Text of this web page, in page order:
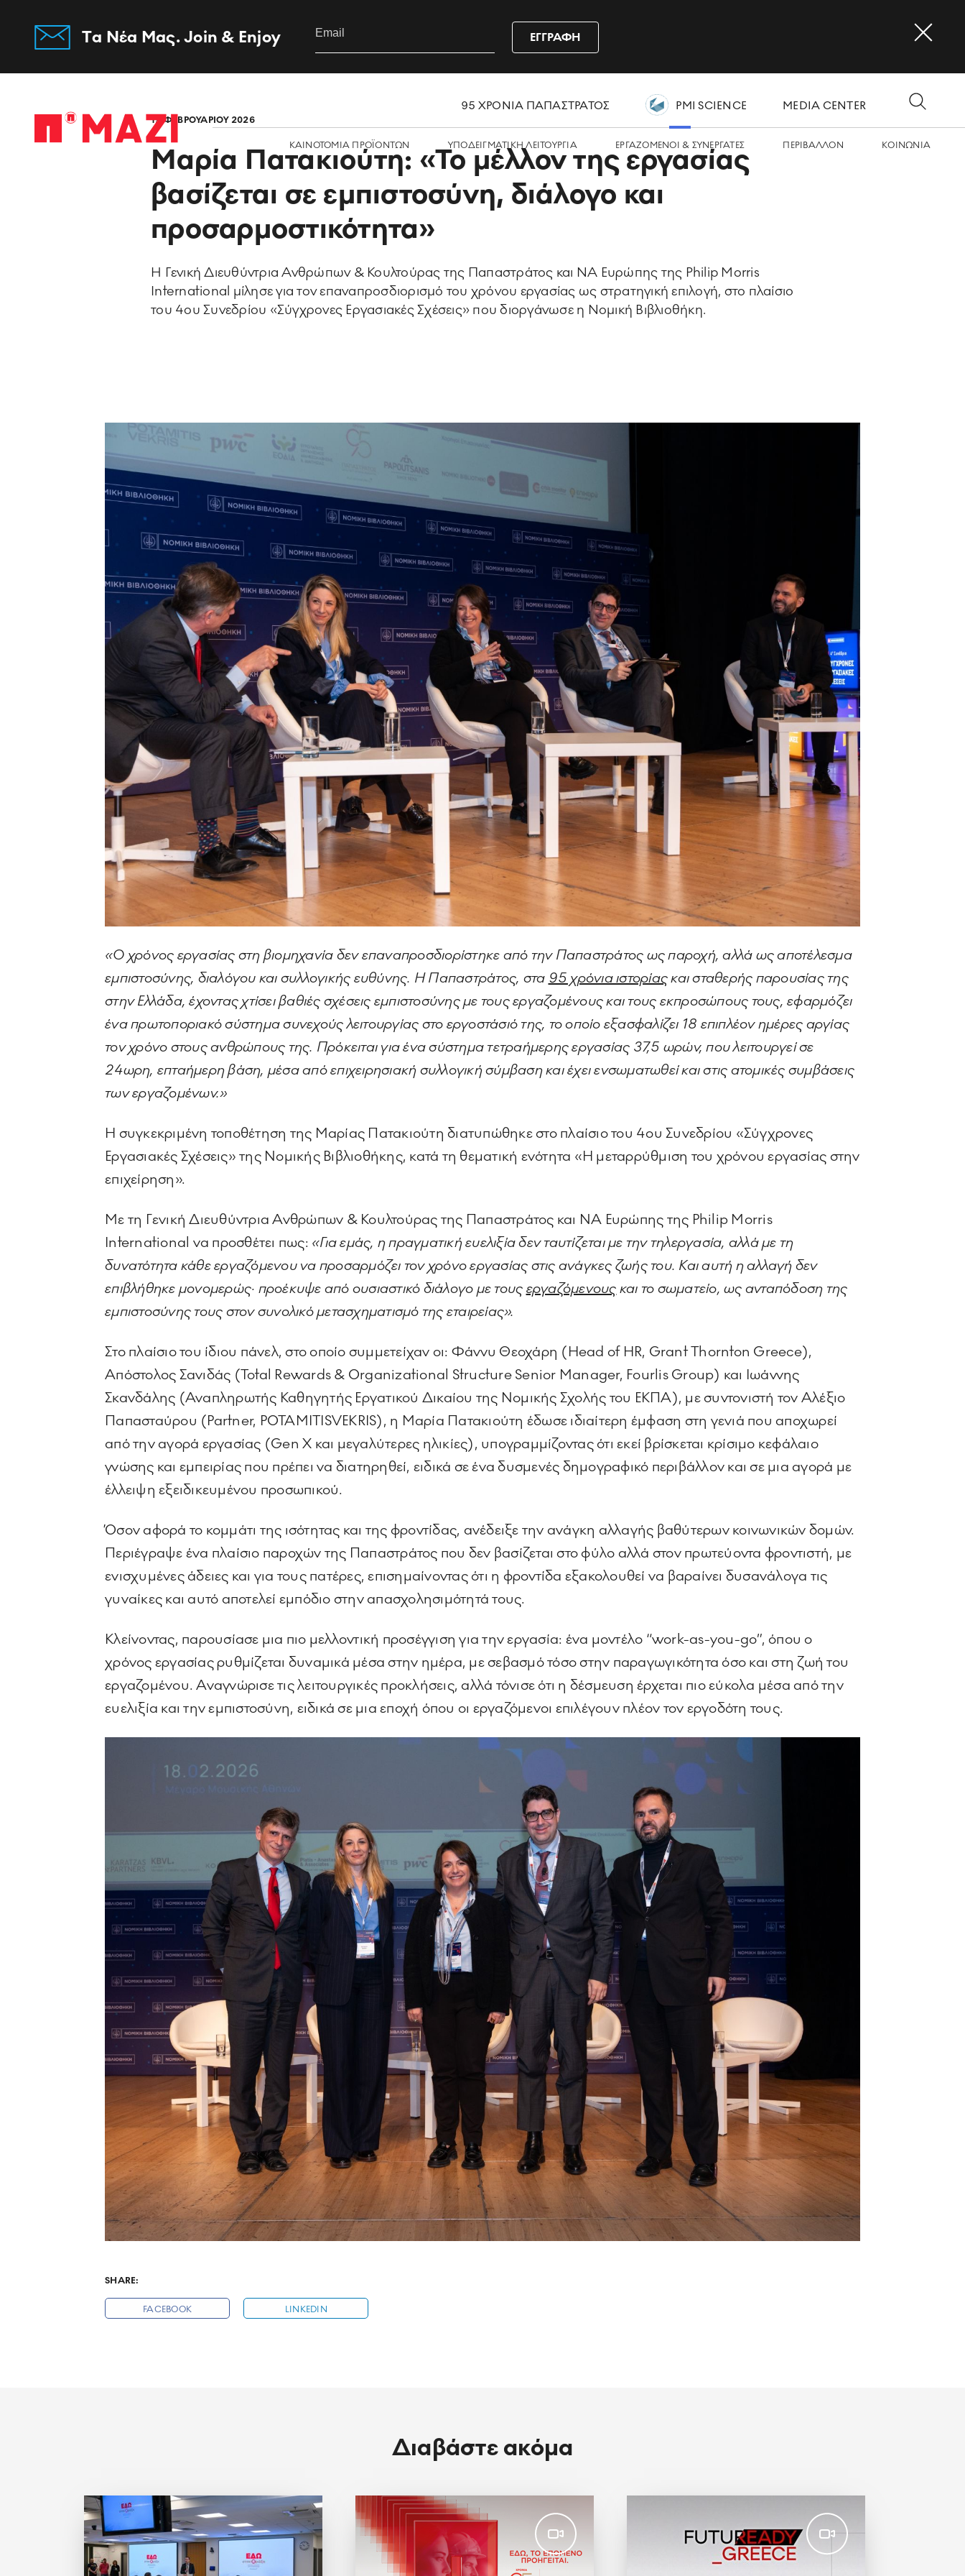
Tα Νέα Μας. Join & Enjoy ΕΓΓΡΑΦΗ
Home
95 ΧΡΟΝΙΑ ΠΑΠΑΣΤΡΑΤΟΣ PMI SCIENCE MEDIA CENTER
ΚΑΙΝΟΤΟΜΙΑ ΠΡΟΪΟΝΤΩΝ ΥΠΟΔΕΙΓΜΑΤΙΚΗ ΛΕΙΤΟΥΡΓΙΑ ΕΡΓΑZOMΕΝΟΙ & ΣΥΝΕΡΓΑΤΕΣ ΠΕΡΙΒΑΛΛΟΝ ΚΟΙΝΩΝΙA
19 ΦΕΒΡΟΥΑΡΙΟΥ 2026
Μαρία Πατακιούτη: «Το μέλλον της εργασίας
βασίζεται σε εμπιστοσύνη, διάλογο και
προσαρμοστικότητα»
Η Γενική Διευθύντρια Ανθρώπων & Κουλτούρας της Παπαστράτος και ΝΑ Ευρώπης της Philip Morris
International μίλησε για τον επαναπροσδιορισμό του χρόνου εργασίας ως στρατηγική επιλογή, στο πλαίσιο
του 4ου Συνεδρίου «Σύγχρονες Εργασιακές Σχέσεις» που διοργάνωσε η Νομική Βιβλιοθήκη.
«Ο χρόνος εργασίας στη βιομηχανία δεν επαναπροσδιορίστηκε από την Παπαστράτος ως παροχή, αλλά ως αποτέλεσμα
εμπιστοσύνης, διαλόγου και συλλογικής ευθύνης. Η Παπαστράτος, στα 95 χρόνια ιστορίαςκαι σταθερής παρουσίας της
στην Ελλάδα, έχοντας χτίσει βαθιές σχέσεις εμπιστοσύνης με τους εργαζομένους και τους εκπροσώπους τους, εφαρμόζει
ένα πρωτοποριακό σύστημα συνεχούς λειτουργίας στο εργοστάσιό της, το οποίο εξασφαλίζει 18 επιπλέον ημέρες αργίας
τον χρόνο στους ανθρώπους της. Πρόκειται για ένα σύστημα τετραήμερης εργασίας 37,5 ωρών, που λειτουργεί σε
24ωρη, επταήμερη βάση, μέσα από επιχειρησιακή συλλογική σύμβαση και έχει ενσωματωθεί και στις ατομικές συμβάσεις
των εργαζομένων.»
Η συγκεκριμένη τοποθέτηση της Μαρίας Πατακιούτη διατυπώθηκε στο πλαίσιο του 4ου Συνεδρίου «Σύγχρονες
Εργασιακές Σχέσεις» της Νομικής Βιβλιοθήκης, κατά τη θεματική ενότητα «Η μεταρρύθμιση του χρόνου εργασίας στην
επιχείρηση».
Με τη Γενική Διευθύντρια Ανθρώπων & Κουλτούρας της Παπαστράτος και ΝΑ Ευρώπης της Philip Morris
International να προσθέτει πως: «Για εμάς, η πραγματική ευελιξία δεν ταυτίζεται με την τηλεργασία, αλλά με τη
δυνατότητα κάθε εργαζόμενου να προσαρμόζει τον χρόνο εργασίας στις ανάγκες ζωής του. Και αυτή η αλλαγή δεν
επιβλήθηκε μονομερώς· προέκυψε από ουσιαστικό διάλογο με τους εργαζόμενους και το σωματείο, ως ανταπόδοση της
εμπιστοσύνης τους στον συνολικό μετασχηματισμό της εταιρείας».
Στο πλαίσιο του ίδιου πάνελ, στο οποίο συμμετείχαν οι: Φάννυ Θεοχάρη (Head of HR, Grant Thornton Greece),
Απόστολος Σανιδάς (Total Rewards & Organizational Structure Senior Manager, Fourlis Group) και Ιωάννης
Σκανδάλης (Αναπληρωτής Καθηγητής Εργατικού Δικαίου της Νομικής Σχολής του ΕΚΠΑ), με συντονιστή τον Αλέξιο
Παπασταύρου (Partner, POTAMITISVEKRIS), η Μαρία Πατακιούτη έδωσε ιδιαίτερη έμφαση στη γενιά που αποχωρεί
από την αγορά εργασίας (Gen X και μεγαλύτερες ηλικίες), υπογραμμίζοντας ότι εκεί βρίσκεται κρίσιμο κεφάλαιο
γνώσης και εμπειρίας που πρέπει να διατηρηθεί, ειδικά σε ένα δυσμενές δημογραφικό περιβάλλον και σε μια αγορά με
έλλειψη εξειδικευμένου προσωπικού.
Όσον αφορά το κομμάτι της ισότητας και της φροντίδας, ανέδειξε την ανάγκη αλλαγής βαθύτερων κοινωνικών δομών.
Περιέγραψε ένα πλαίσιο παροχών της Παπαστράτος που δεν βασίζεται στο φύλο αλλά στον πρωτεύοντα φροντιστή, με
ενισχυμένες άδειες και για τους πατέρες, επισημαίνοντας ότι η φροντίδα εξακολουθεί να βαραίνει δυσανάλογα τις
γυναίκες και αυτό αποτελεί εμπόδιο στην απασχολησιμότητά τους.
Κλείνοντας, παρουσίασε μια πιο μελλοντική προσέγγιση για την εργασία: ένα μοντέλο “work-as-you-go”, όπου ο
χρόνος εργασίας ρυθμίζεται δυναμικά μέσα στην ημέρα, με σεβασμό τόσο στην παραγωγικότητα όσο και στη ζωή του
εργαζομένου. Αναγνώρισε τις λειτουργικές προκλήσεις, αλλά τόνισε ότι η δέσμευση έρχεται πιο εύκολα μέσα από την
ευελιξία και την εμπιστοσύνη, ειδικά σε μια εποχή όπου οι εργαζόμενοι επιλέγουν πλέον τον εργοδότη τους.
SHARE:
FACEBOOK LINKEDIN
Διαβάστε ακόμα